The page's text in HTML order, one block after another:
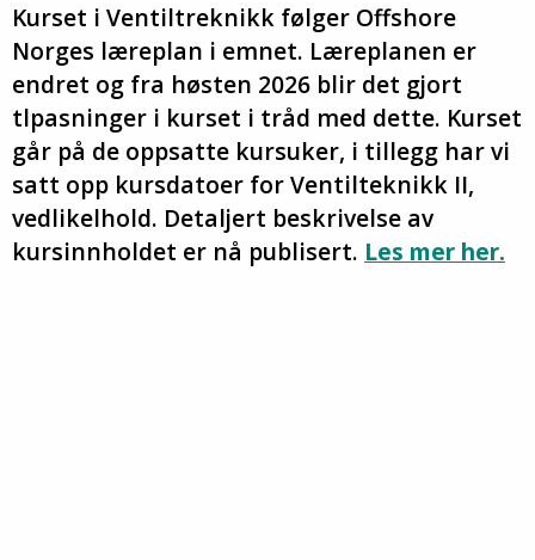
Kurset i Ventiltreknikk følger Offshore
Norges læreplan i emnet. Læreplanen er
endret og fra høsten 2026 blir det gjort
tlpasninger i kurset i tråd med dette. Kurset
går på de oppsatte kursuker, i tillegg har vi
satt opp kursdatoer for Ventilteknikk II,
vedlikelhold. Detaljert beskrivelse av
kursinnholdet er nå publisert. Les mer her.